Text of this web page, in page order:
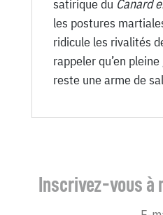
satirique du Canard
les postures
ridicule les rivalités
rappeler qu’en
reste une arme de
Inscrivez-vous